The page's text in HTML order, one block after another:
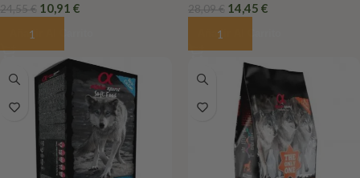
24,55€ 10,91 €
Añadir Al Carrito
28,09€ 14,45 €
Añadir Al Carrito